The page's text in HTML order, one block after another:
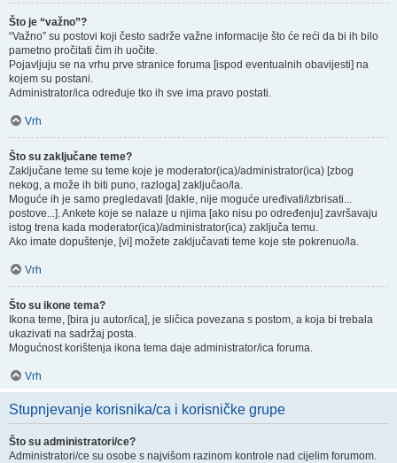
Što je “važno”?
“Važno” su postovi koji često sadrže važne informacije što će reći da bi ih bilo
pametno pročitati čim ih uočite.
Pojavljuju se na vrhu prve stranice foruma [ispod eventualnih obavijesti] na
kojem su postani.
Administrator/ica određuje tko ih sve ima pravo postati.
Vrh
Što su zaključane teme?
Zaključane teme su teme koje je moderator(ica)/administrator(ica) [zbog
nekog, a može ih biti puno, razloga] zaključao/la.
Moguće ih je samo pregledavati [dakle, nije moguće uređivati/izbrisati...
postove...]. Ankete koje se nalaze u njima [ako nisu po određenju] završavaju
istog trena kada moderator(ica)/administrator(ica) zaključa temu.
Ako imate dopuštenje, [vi] možete zaključavati teme koje ste pokrenuo/la.
Vrh
Što su ikone tema?
Ikona teme, [bira ju autor/ica], je sličica povezana s postom, a koja bi trebala
ukazivati na sadržaj posta.
Mogućnost korištenja ikona tema daje administrator/ica foruma.
Vrh
Stupnjevanje korisnika/ca i korisničke grupe
Što su administratori/ce?
Administratori/ce su osobe s najvišom razinom kontrole nad cijelim forumom.